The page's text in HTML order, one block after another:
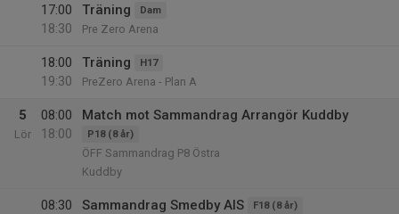
17:00
18:30
Träning Dam
Pre Zero Arena
18:00
19:30
Träning H17
PreZero Arena - Plan A
5
Lör
08:00
18:00
Match mot Sammandrag Arrangör Kuddby
P18 (8 år)
ÖFF Sammandrag P8 Östra
Kuddby
08:30
Sammandrag Smedby AIS F18 (8 år)